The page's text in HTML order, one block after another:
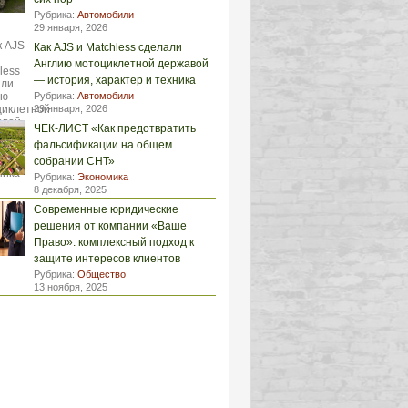
Рубрика: Автомобили
29 января, 2026
Как AJS и Matchless сделали
Англию мотоциклетной державой
— история, характер и техника
Рубрика: Автомобили
29 января, 2026
ЧЕК-ЛИСТ «Как предотвратить
фальсификации на общем
собрании СНТ»
Рубрика: Экономика
8 декабря, 2025
Современные юридические
решения от компании «Ваше
Право»: комплексный подход к
защите интересов клиентов
Рубрика: Общество
13 ноября, 2025